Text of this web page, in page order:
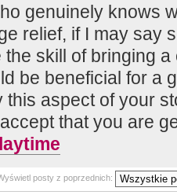
genuinely knows
relief, if I may say
skill of bringing
be beneficial for a
this aspect of your
that you are
posty z poprzednich: